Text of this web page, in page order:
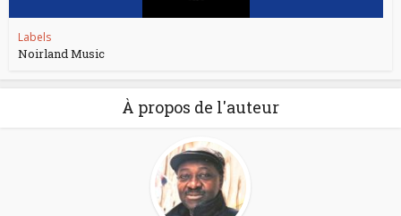
Labels
Noirland Music
À propos de l'auteur